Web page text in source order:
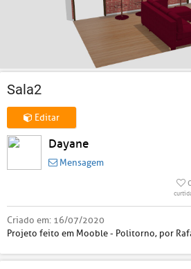
Sala2
Editar
Dayane
Mensagem
Criado em: 16/07/2020
Projeto feito em Mooble - Politorno, por